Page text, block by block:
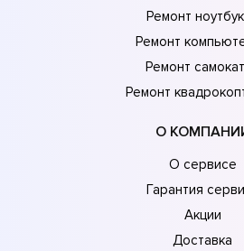
Ремонт
Ремонт
Ремонт
Ремонт
О
О сервисе
Гарантия
Акции
Доставка